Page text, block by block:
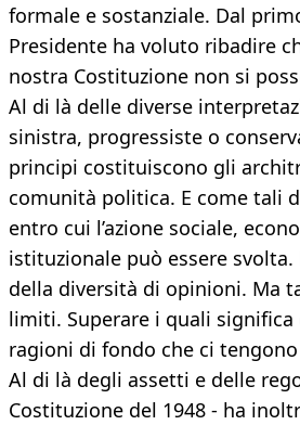
formale e sostanziale. Dal
Presidente ha voluto ribadire
nostra Costituzione non si
Al di là delle diverse
sinistra, progressiste o
principi costituiscono gli
comunità politica. E come tali
entro cui l’azione sociale,
istituzionale può essere svolta.
della diversità di opinioni. Ma
limiti. Superare i quali
ragioni di fondo che ci
Al di là degli assetti e delle
Costituzione del 1948 - ha